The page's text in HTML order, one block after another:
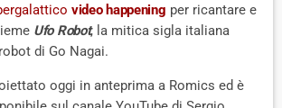
video happening per ricantare e
Ufo Robot, la mitica sigla italiana
di Go Nagai.
oggi in anteprima a Romics ed è